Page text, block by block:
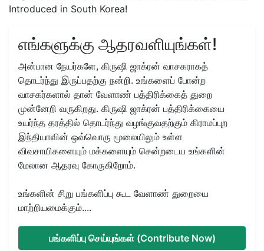
Introduced in South Korea!
எங்களுக்கு ஆதரவளியுங்கள்!
அன்பான நேயர்களே, கிருஷி ஜாக்ரன் வாசகராகத்
தொடர்ந்து இருப்பதற்கு நன்றி. உங்களைப் போன்ற
வாசகர்களால் தான் வேளாண் பத்திரிக்கைத் துறை
முன்னேறி வருகிறது. கிருஷி ஜாக்ரன் பத்திரிக்கையை
உயர்ந்த தரத்தில் தொடர்ந்து வழங்குவதற்கும் கிராமப்புற
இந்தியாவின் ஒவ்வொரு மூலையிலும் உள்ள
விவசாயிகளையும் மக்களையும் சென்றடைய உங்களின்
மேலான ஆதரவு கோருகிறோம்.
உங்களின் சிறு பங்களிப்பு கூட வேளாண் துறையை
மாற்றியமைக்கும்....
பங்களிப்பு செய்யுங்கள் (Contribute Now)